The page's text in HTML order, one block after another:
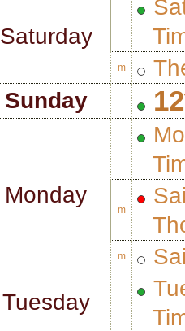
Saturday
m
Sunday
Monday
m
m
Tuesday